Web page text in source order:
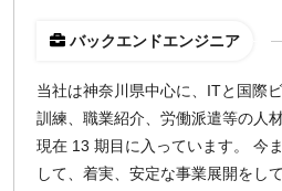
バックエンドエンジニア
当社は神奈川県中心に、ITと国際
訓練、職業紹介、労働派遣等の人
現在 13 期目に入っています。 今
して、着実、安定な事業展開をし